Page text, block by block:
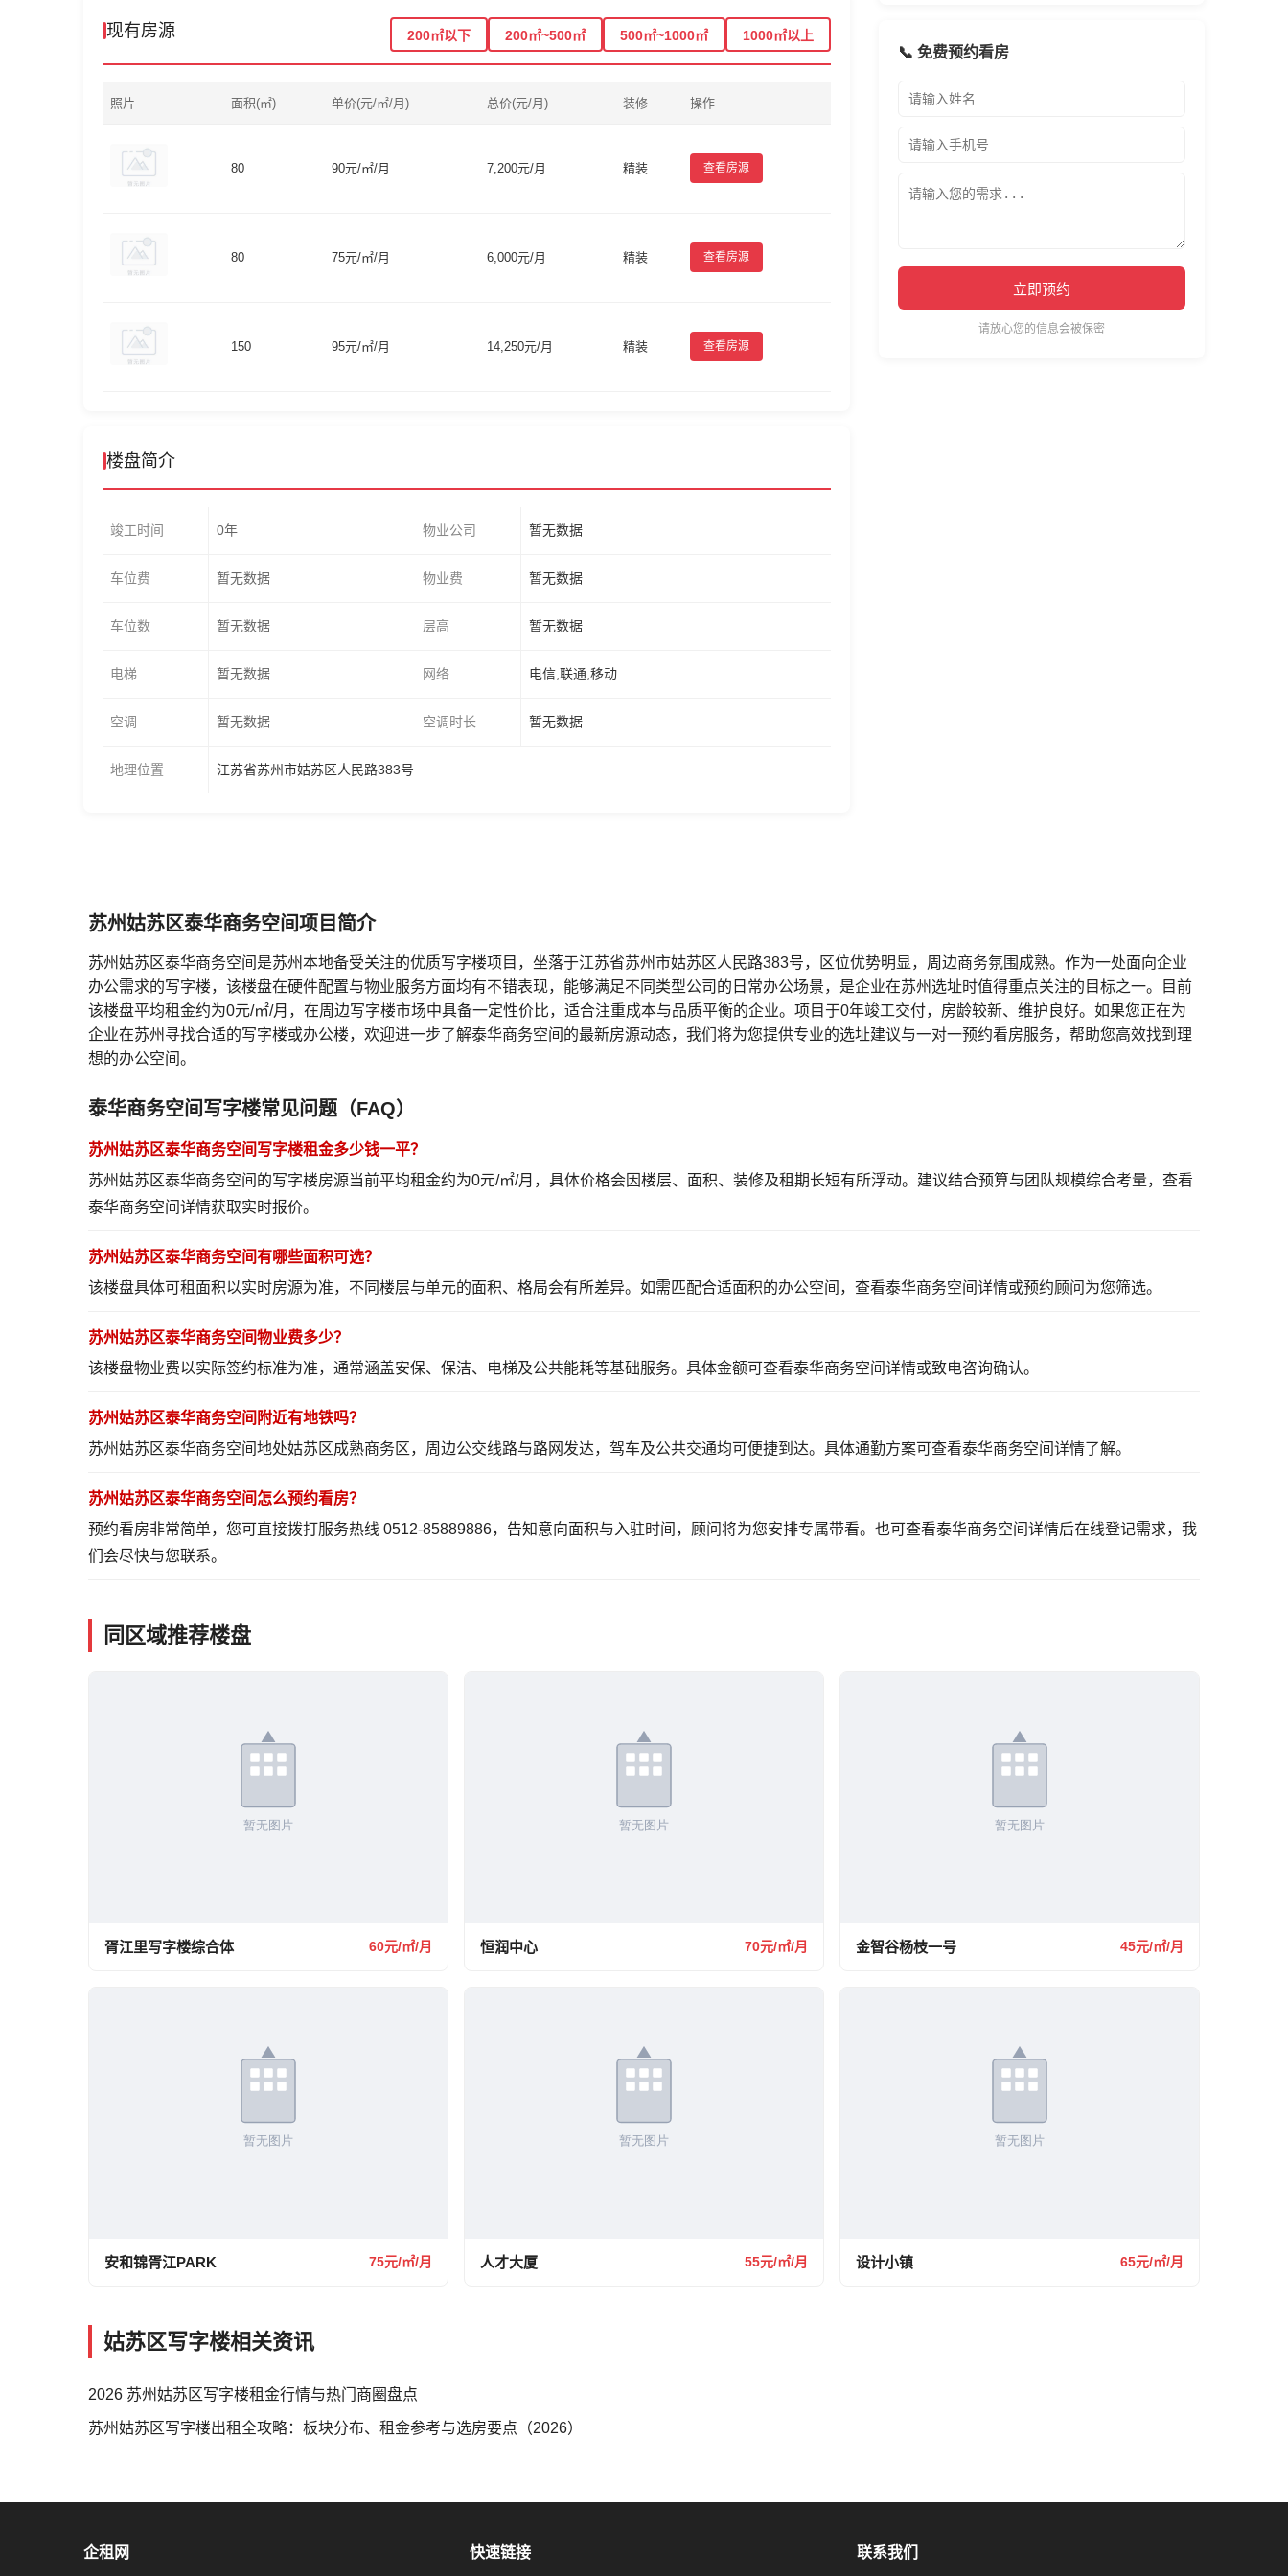
现有房源 200㎡以下 200㎡~500㎡ 500㎡~1000㎡ 1000㎡以上
照片 面积(㎡) 单价(元/㎡/月) 总价(元/月) 装修 操作
80 90元/㎡/月 7,200元/月 精装 查看房源
80 75元/㎡/月 6,000元/月 精装 查看房源
150 95元/㎡/月 14,250元/月 精装 查看房源
楼盘简介
竣工时间 0年 物业公司 暂无数据
车位费 暂无数据 物业费 暂无数据
车位数 暂无数据 层高 暂无数据
电梯 暂无数据 网络 电信,联通,移动
空调 暂无数据 空调时长 暂无数据
地理位置 江苏省苏州市姑苏区人民路383号
📞 免费预约看房
立即预约
请放心您的信息会被保密
苏州姑苏区泰华商务空间项目简介
苏州姑苏区泰华商务空间是苏州本地备受关注的优质写字楼项目，坐落于江苏省苏州市姑苏区人民路383号，区位优势明显，周边商务氛围成熟。作为一处面向企业
办公需求的写字楼，该楼盘在硬件配置与物业服务方面均有不错表现，能够满足不同类型公司的日常办公场景，是企业在苏州选址时值得重点关注的目标之一。目前
该楼盘平均租金约为0元/㎡/月，在周边写字楼市场中具备一定性价比，适合注重成本与品质平衡的企业。项目于0年竣工交付，房龄较新、维护良好。如果您正在为
企业在苏州寻找合适的写字楼或办公楼，欢迎进一步了解泰华商务空间的最新房源动态，我们将为您提供专业的选址建议与一对一预约看房服务，帮助您高效找到理
想的办公空间。
泰华商务空间写字楼常见问题（FAQ）
苏州姑苏区泰华商务空间写字楼租金多少钱一平？
苏州姑苏区泰华商务空间的写字楼房源当前平均租金约为0元/㎡/月，具体价格会因楼层、面积、装修及租期长短有所浮动。建议结合预算与团队规模综合考量， 查看
泰华商务空间详情获取实时报价。
苏州姑苏区泰华商务空间有哪些面积可选？
该楼盘具体可租面积以实时房源为准，不同楼层与单元的面积、格局会有所差异。如需匹配合适面积的办公空间， 查看泰华商务空间详情或预约顾问为您筛选。
苏州姑苏区泰华商务空间物业费多少？
该楼盘物业费以实际签约标准为准，通常涵盖安保、保洁、电梯及公共能耗等基础服务。具体金额可查看泰华商务空间详情或致电咨询确认。
苏州姑苏区泰华商务空间附近有地铁吗？
苏州姑苏区泰华商务空间地处姑苏区成熟商务区，周边公交线路与路网发达，驾车及公共交通均可便捷到达。具体通勤方案可查看泰华商务空间详情了解。
苏州姑苏区泰华商务空间怎么预约看房？
预约看房非常简单，您可直接拨打服务热线 0512-85889886，告知意向面积与入驻时间，顾问将为您安排专属带看。也可查看泰华商务空间详情后在线登记需求，我
们会尽快与您联系。
同区域推荐楼盘
胥江里写字楼综合体 60元/㎡/月 恒润中心 70元/㎡/月 金智谷杨枝一号 45元/㎡/月
安和锦胥江PARK 75元/㎡/月 人才大厦 55元/㎡/月 设计小镇 65元/㎡/月
姑苏区写字楼相关资讯
2026 苏州姑苏区写字楼租金行情与热门商圈盘点
苏州姑苏区写字楼出租全攻略：板块分布、租金参考与选房要点（2026）
企租网 快速链接 联系我们